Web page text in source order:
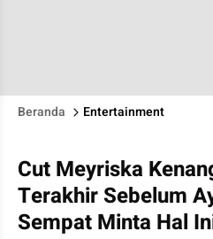
Beranda Entertainment
Cut Meyriska
Terakhir Sebelum
Sempat Minta Hal